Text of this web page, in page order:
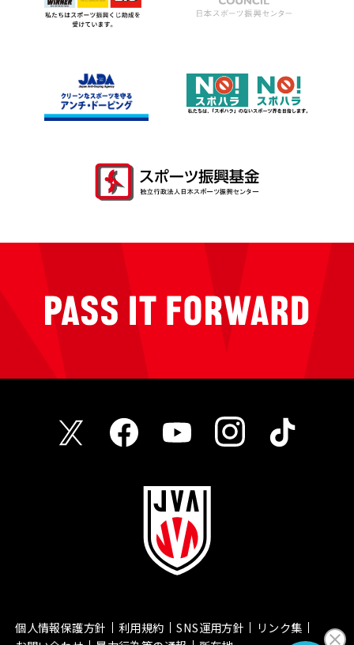
個人情報保護方針 利用規約 SNS運用方針
リンク集